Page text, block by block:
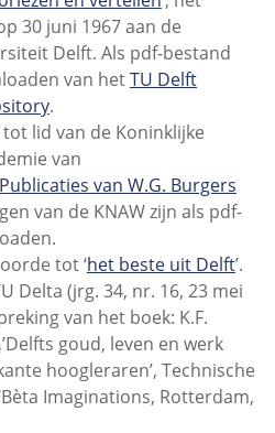
30 juni 1967 aan de
Delft. Als pdf-bestand
van hetTU Delft
.
lid van de Koninklijke
van
Publicaties van W.G. Burgers
van de KNAW zijn als pdf-
tot ‘het beste uit Delft’.
Delta (jrg. 34, nr. 16, 23 mei
van het boek: K.F.
goud, leven en werk
hoogleraren’, Technische
Imaginations, Rotterdam,